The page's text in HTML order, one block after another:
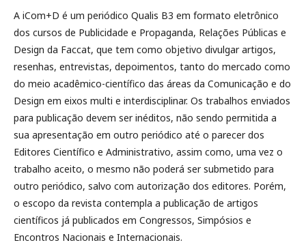
A iCom+D é um periódico Qualis B3 em formato eletrônico
dos cursos de Publicidade e Propaganda, Relações Públicas e
Design da Faccat, que tem como objetivo divulgar artigos,
resenhas, entrevistas, depoimentos, tanto do mercado como
do meio acadêmico-científico das áreas da Comunicação e do
Design em eixos multi e interdisciplinar. Os trabalhos enviados
para publicação devem ser inéditos, não sendo permitida a
sua apresentação em outro periódico até o parecer dos
Editores Científico e Administrativo, assim como, uma vez o
trabalho aceito, o mesmo não poderá ser submetido para
outro periódico, salvo com autorização dos editores. Porém,
o escopo da revista contempla a publicação de artigos
científicos já publicados em Congressos, Simpósios e
Encontros Nacionais e Internacionais.